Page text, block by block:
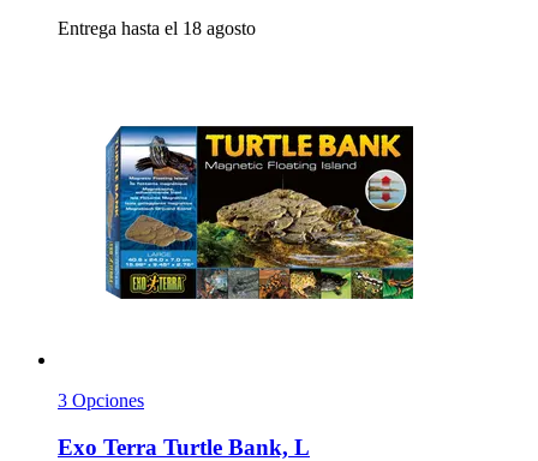
Entrega hasta el 18 agosto
3 Opciones
Exo Terra Turtle Bank, L